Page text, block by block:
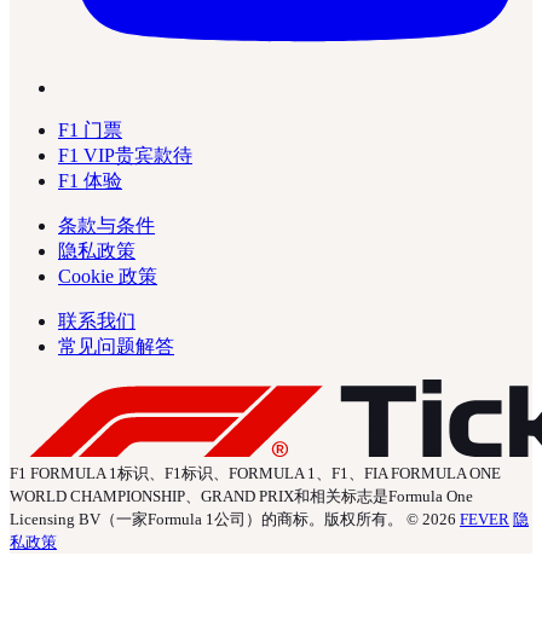
F1 门票
F1 VIP贵宾款待
F1 体验
条款与条件
隐私政策
Cookie 政策
联系我们
常见问题解答
F1 FORMULA 1标识、F1标识、FORMULA 1、F1、FIA FORMULA ONE
WORLD CHAMPIONSHIP、GRAND PRIX和相关标志是Formula One
Licensing BV（一家Formula 1公司）的商标。版权所有。 © 2026 FEVER 隐
私政策